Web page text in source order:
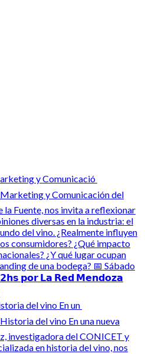
y Comunicació
del vino En un